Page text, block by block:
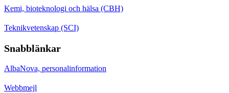
Kemi, bioteknologi och hälsa (CBH)
Teknikvetenskap (SCI)
Snabblänkar
AlbaNova, personalinformation
Webbmejl